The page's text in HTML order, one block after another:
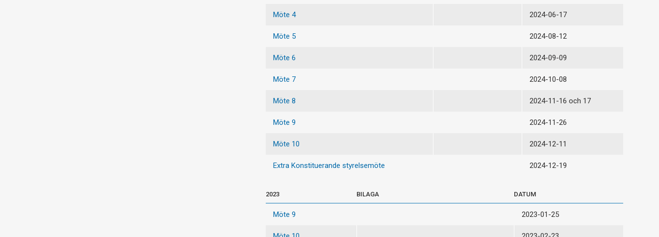
Möte 4 2024-06-17
Möte 5 2024-08-12
Möte 6 2024-09-09
Möte 7 2024-10-08
Möte 8 2024-11-16 och 17
Möte 9 2024-11-26
Möte 10 2024-12-11
Extra Konstituerande styrelsemöte 2024-12-19
2023 BILAGA DATUM
Möte 9 2023-01-25